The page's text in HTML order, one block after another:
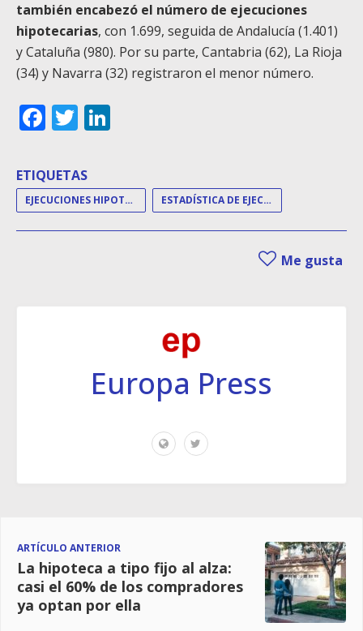
también encabezó el número de ejecuciones
hipotecarias, con 1.699, seguida de Andalucía (1.401)
y Cataluña (980). Por su parte, Cantabria (62), La Rioja
(34) y Navarra (32) registraron el menor número.
Facebook
Twitter
ETIQUETAS
EJECUCIONES HIPOTECARIAS ESTADÍSTICA DE EJECUCIONES HIPOTECARIAS
Me gusta
Europa Press
ARTÍCULO ANTERIOR
La hipoteca a tipo fijo al alza:
casi el 60% de los compradores
ya optan por ella